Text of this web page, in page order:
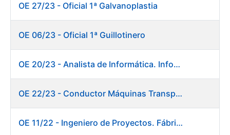
OE 27/23 - Oficial 1ª Galvanoplastia
OE 06/23 - Oficial 1ª Guillotinero
OE 20/23 - Analista de Informática. Informática.
OE 22/23 - Conductor Máquinas Transportadoras-Elevadoras. Fábrica Papel.
OE 11/22 - Ingeniero de Proyectos. Fábrica de Papel